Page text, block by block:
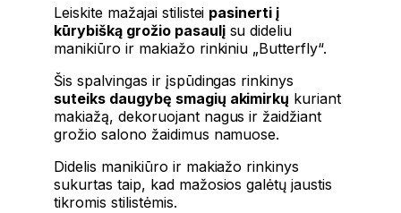
Leiskite mažajai stilistei pasinerti į
kūrybišką grožio pasaulįsu dideliu
manikiūro ir makiažo rinkiniu „Butterfly“.
Šis spalvingas ir įspūdingas rinkinys
suteiks daugybę smagių akimirkų kuriant
makiažą, dekoruojant nagus ir žaidžiant
grožio salono žaidimus namuose.
Didelis manikiūro ir makiažo rinkinys
sukurtas taip, kad mažosios galėtų jaustis
tikromis stilistėmis.